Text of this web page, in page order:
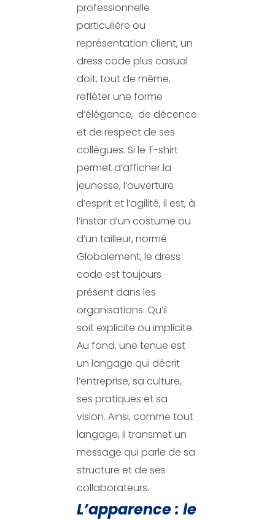
professionnelle
particulière ou
représentation client, un
dress code plus casual
doit, tout de même,
refléter une forme
d’élégance, de décence
et de respect de ses
collègues. Si le T-shirt
permet d’afficher la
jeunesse, l’ouverture
d’esprit et l’agilité, il est, à
l’instar d’un costume ou
d’un tailleur, normé.
Globalement, le dress
code est toujours
présent dans les
organisations. Qu’il
soit explicite ou implicite.
Au fond, une tenue est
un langage qui décrit
l’entreprise, sa culture,
ses pratiques et sa
vision. Ainsi, comme tout
langage, il transmet un
message qui parle de sa
structure et de ses
collaborateurs.
L’apparence : le